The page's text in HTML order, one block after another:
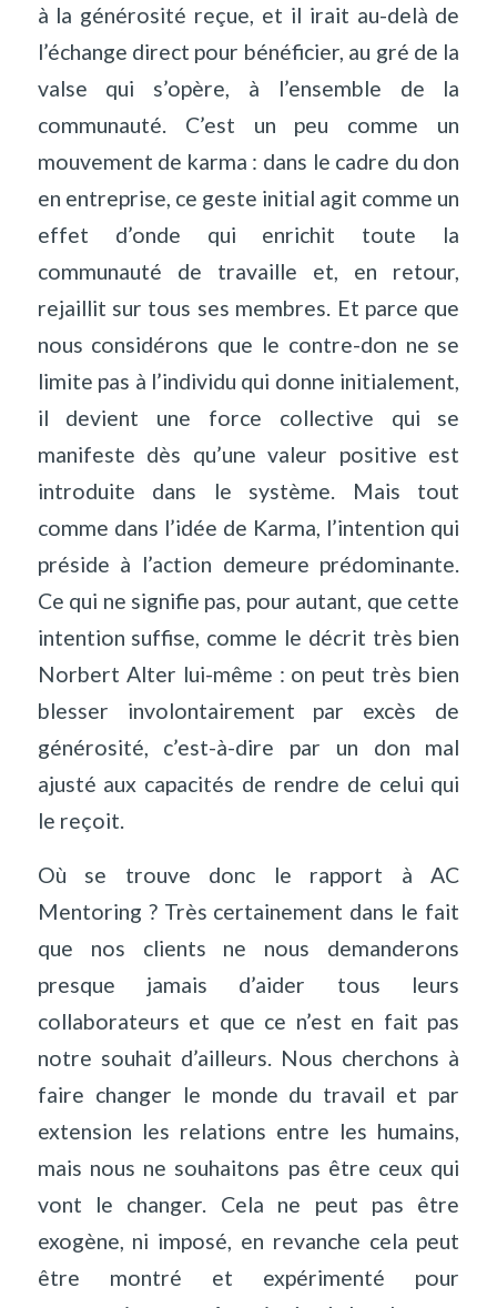
à la générosité reçue, et il irait au-delà de
l’échange direct pour bénéficier, au gré de la
valse qui s’opère, à l’ensemble de la
communauté. C’est un peu comme un
mouvement de karma : dans le cadre du don
en entreprise, ce geste initial agit comme un
effet d’onde qui enrichit toute la
communauté de travaille et, en retour,
rejaillit sur tous ses membres. Et parce que
nous considérons que le contre-don ne se
limite pas à l’individu qui donne initialement,
il devient une force collective qui se
manifeste dès qu’une valeur positive est
introduite dans le système. Mais tout
comme dans l’idée de Karma, l’intention qui
préside à l’action demeure prédominante.
Ce qui ne signifie pas, pour autant, que cette
intention suffise, comme le décrit très bien
Norbert Alter lui-même : on peut très bien
blesser involontairement par excès de
générosité, c’est-à-dire par un don mal
ajusté aux capacités de rendre de celui qui
le reçoit.
Où se trouve donc le rapport à AC
Mentoring ? Très certainement dans le fait
que nos clients ne nous demanderons
presque jamais d’aider tous leurs
collaborateurs et que ce n’est en fait pas
notre souhait d’ailleurs. Nous cherchons à
faire changer le monde du travail et par
extension les relations entre les humains,
mais nous ne souhaitons pas être ceux qui
vont le changer. Cela ne peut pas être
exogène, ni imposé, en revanche cela peut
être montré et expérimenté pour